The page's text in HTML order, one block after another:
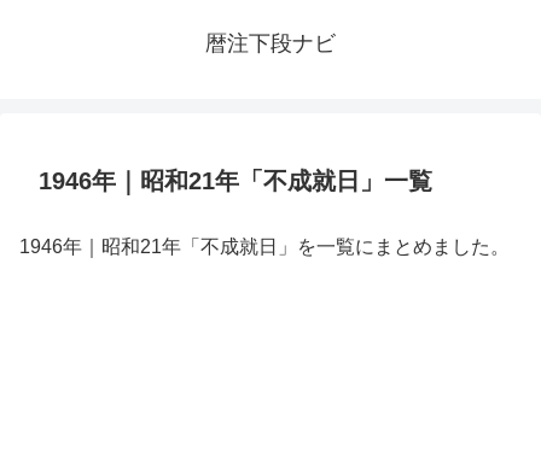
暦注下段ナビ
1946年｜昭和21年「不成就日」一覧
1946年｜昭和21年「不成就日」を一覧にまとめました。